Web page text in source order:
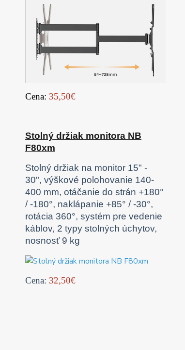
Cena: 35,50€
Stolný držiak monitora NB
F80xm
Stolný držiak na monitor 15" -
30", výškové polohovanie 140-
400 mm, otáčanie do strán +180°
/ -180°, naklápanie +85° / -30°,
rotácia 360°, systém pre vedenie
káblov, 2 typy stolných úchytov,
nosnosť 9 kg
Cena: 32,50€